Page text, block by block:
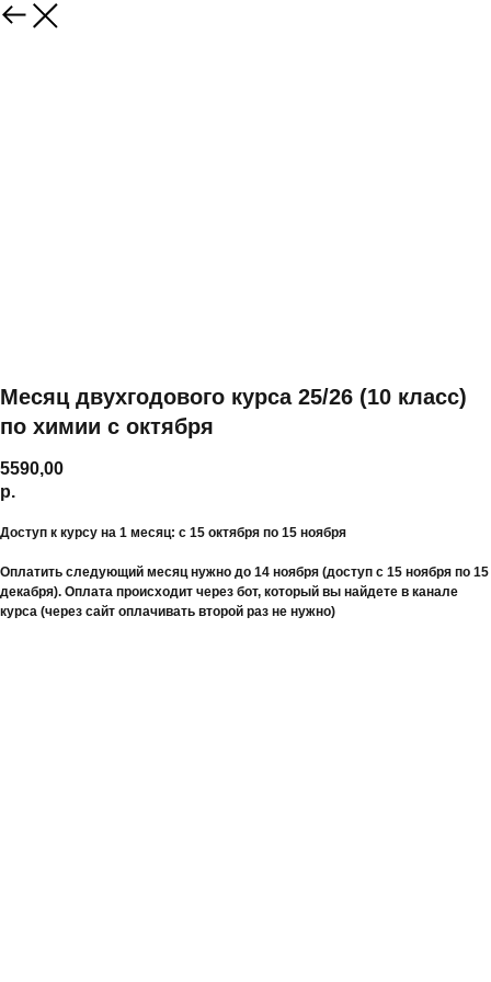
Месяц двухгодового курса 25/26 (10 класс)
по химии с октября
5590,00
р.
Доступ к курсу на 1 месяц: с 15 октября по 15 ноября
Оплатить следующий месяц нужно до 14 ноября (доступ с 15 ноября по 15
декабря). Оплата происходит через бот, который вы найдете в канале
курса (через сайт оплачивать второй раз не нужно)